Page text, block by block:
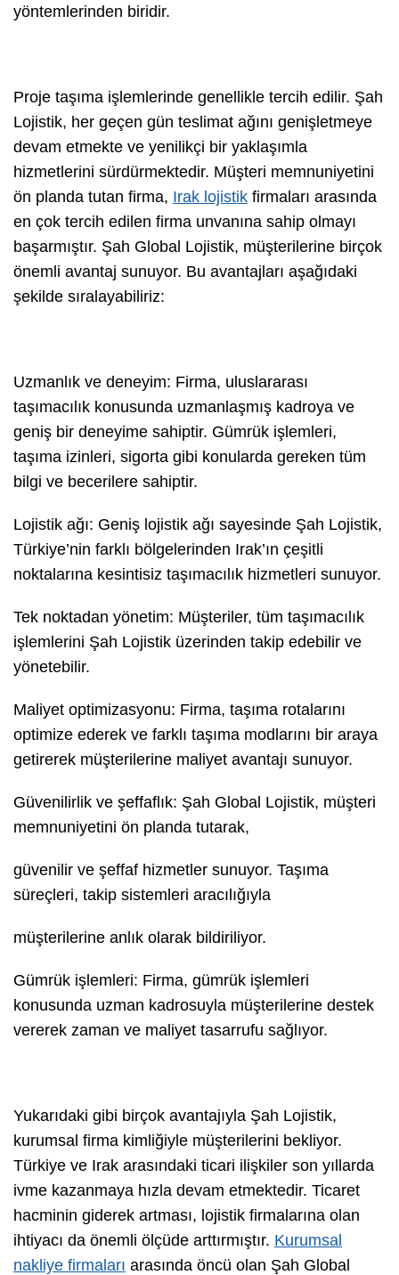
yöntemlerinden biridir.
Proje taşıma işlemlerinde genellikle tercih edilir. Şah
Lojistik, her geçen gün teslimat ağını genişletmeye
devam etmekte ve yenilikçi bir yaklaşımla
hizmetlerini sürdürmektedir. Müşteri memnuniyetini
ön planda tutan firma, Irak lojistik firmaları arasında
en çok tercih edilen firma unvanına sahip olmayı
başarmıştır. Şah Global Lojistik, müşterilerine birçok
önemli avantaj sunuyor. Bu avantajları aşağıdaki
şekilde sıralayabiliriz:
Uzmanlık ve deneyim: Firma, uluslararası
taşımacılık konusunda uzmanlaşmış kadroya ve
geniş bir deneyime sahiptir. Gümrük işlemleri,
taşıma izinleri, sigorta gibi konularda gereken tüm
bilgi ve becerilere sahiptir.
Lojistik ağı: Geniş lojistik ağı sayesinde Şah Lojistik,
Türkiye’nin farklı bölgelerinden Irak’ın çeşitli
noktalarına kesintisiz taşımacılık hizmetleri sunuyor.
Tek noktadan yönetim: Müşteriler, tüm taşımacılık
işlemlerini Şah Lojistik üzerinden takip edebilir ve
yönetebilir.
Maliyet optimizasyonu: Firma, taşıma rotalarını
optimize ederek ve farklı taşıma modlarını bir araya
getirerek müşterilerine maliyet avantajı sunuyor.
Güvenilirlik ve şeffaflık: Şah Global Lojistik, müşteri
memnuniyetini ön planda tutarak,
güvenilir ve şeffaf hizmetler sunuyor. Taşıma
süreçleri, takip sistemleri aracılığıyla
müşterilerine anlık olarak bildiriliyor.
Gümrük işlemleri: Firma, gümrük işlemleri
konusunda uzman kadrosuyla müşterilerine destek
vererek zaman ve maliyet tasarrufu sağlıyor.
Yukarıdaki gibi birçok avantajıyla Şah Lojistik,
kurumsal firma kimliğiyle müşterilerini bekliyor.
Türkiye ve Irak arasındaki ticari ilişkiler son yıllarda
ivme kazanmaya hızla devam etmektedir. Ticaret
hacminin giderek artması, lojistik firmalarına olan
ihtiyacı da önemli ölçüde arttırmıştır. Kurumsal
nakliye firmaları arasında öncü olan Şah Global